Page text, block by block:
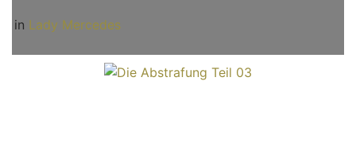
in Lady Mercedes